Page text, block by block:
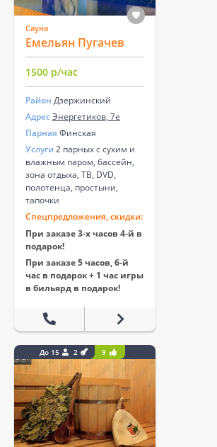
Сауна
Емельян Пугачев
1500 р/час
Район Дзержинский
АдресЭнергетиков, 7е
Парная Финская
Услуги 2 парных с сухим и
влажным паром, бассейн,
зона отдыха, ТВ, DVD,
полотенца, простыни,
тапочки
Спецпредложения, скидки:
При заказе 3-х часов 4-й в
подарок!
При заказе 5 часов, 6-й
час в подарок + 1 час игры
в бильярд в подарок!
До 15 2 9